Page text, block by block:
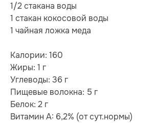
1/2 стакана воды
1 стакан кокосовой воды
1 чайная ложка меда
Калории: 160
Жиры: 1 г
Углеводы: 36 г
Пищевые волокна: 5 г
Белок: 2 г
Витамин А: 6,2% (от сут.нормы)